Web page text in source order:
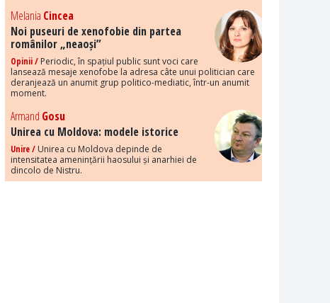
Melania Cincea
Noi puseuri de xenofobie din partea
românilor „neaoși”
Opinii / Periodic, în spațiul public sunt voci care
lansează mesaje xenofobe la adresa câte unui politician care
deranjează un anumit grup politico-mediatic, într-un anumit
moment.
Armand Gosu
Unirea cu Moldova: modele istorice
Unire / Unirea cu Moldova depinde de
intensitatea amenințării haosului și anarhiei de
dincolo de Nistru.